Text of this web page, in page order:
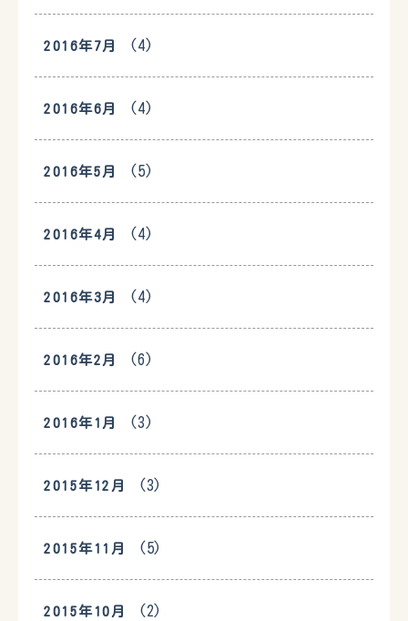
2016年7月 (4)
2016年6月 (4)
2016年5月 (5)
2016年4月 (4)
2016年3月 (4)
2016年2月 (6)
2016年1月 (3)
2015年12月 (3)
2015年11月 (5)
2015年10月 (2)